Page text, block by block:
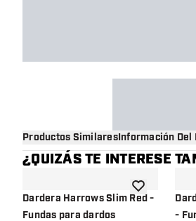
Productos SimilaresInformación Del
¿QUIZÁS TE INTERESE
Dardera Harrows Slim Red -
Fundas para dardos
añadir a la
-